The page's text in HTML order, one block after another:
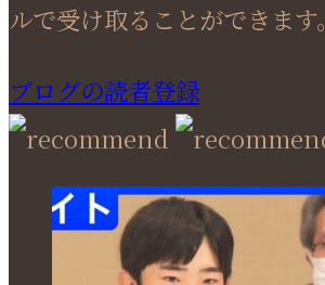
ルで受け取ることができます。
ブログの読者登録